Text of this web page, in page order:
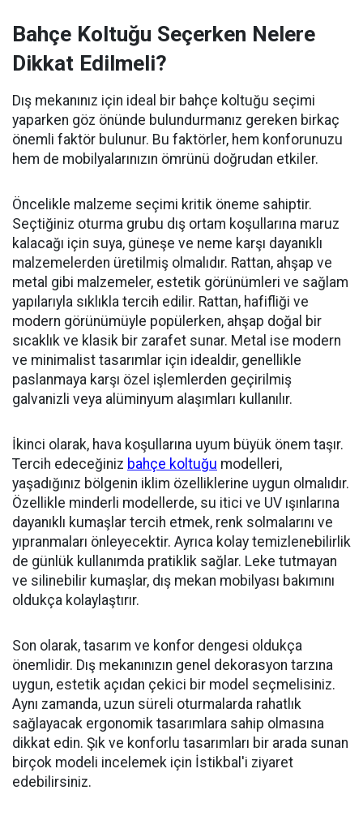
Bahçe Koltuğu Seçerken Nelere
Dikkat Edilmeli?
Dış mekanınız için ideal bir bahçe koltuğu seçimi
yaparken göz önünde bulundurmanız gereken birkaç
önemli faktör bulunur. Bu faktörler, hem konforunuzu
hem de mobilyalarınızın ömrünü doğrudan etkiler.
Öncelikle malzeme seçimi kritik öneme sahiptir.
Seçtiğiniz oturma grubu dış ortam koşullarına maruz
kalacağı için suya, güneşe ve neme karşı dayanıklı
malzemelerden üretilmiş olmalıdır. Rattan, ahşap ve
metal gibi malzemeler, estetik görünümleri ve sağlam
yapılarıyla sıklıkla tercih edilir. Rattan, hafifliği ve
modern görünümüyle popülerken, ahşap doğal bir
sıcaklık ve klasik bir zarafet sunar. Metal ise modern
ve minimalist tasarımlar için idealdir, genellikle
paslanmaya karşı özel işlemlerden geçirilmiş
galvanizli veya alüminyum alaşımları kullanılır.
İkinci olarak, hava koşullarına uyum büyük önem taşır.
Tercih edeceğiniz bahçe koltuğu modelleri,
yaşadığınız bölgenin iklim özelliklerine uygun olmalıdır.
Özellikle minderli modellerde, su itici ve UV ışınlarına
dayanıklı kumaşlar tercih etmek, renk solmalarını ve
yıpranmaları önleyecektir. Ayrıca kolay temizlenebilirlik
de günlük kullanımda pratiklik sağlar. Leke tutmayan
ve silinebilir kumaşlar, dış mekan mobilyası bakımını
oldukça kolaylaştırır.
Son olarak, tasarım ve konfor dengesi oldukça
önemlidir. Dış mekanınızın genel dekorasyon tarzına
uygun, estetik açıdan çekici bir model seçmelisiniz.
Aynı zamanda, uzun süreli oturmalarda rahatlık
sağlayacak ergonomik tasarımlara sahip olmasına
dikkat edin. Şık ve konforlu tasarımları bir arada sunan
birçok modeli incelemek için İstikbal'i ziyaret
edebilirsiniz.